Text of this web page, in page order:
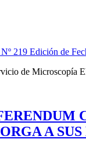
219 Edición de
de Microscopía
A